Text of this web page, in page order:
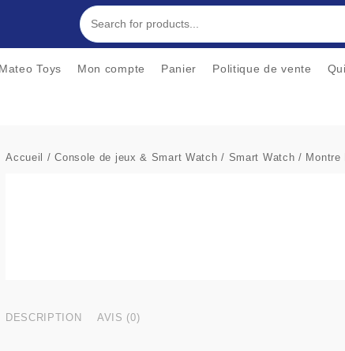
Toys Mon compte Panier Politique de vente
Accueil /Console de jeux & Smart Watch / Smart Watch / Montre
DESCRIPTION AVIS (0)